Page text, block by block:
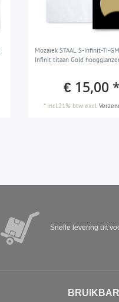
Mozaïek STAAL S-Infinit-Ti-
Infinit titaan Gold
€ 15,00 *
* incl.21% btw excl.
Snelle levering uit